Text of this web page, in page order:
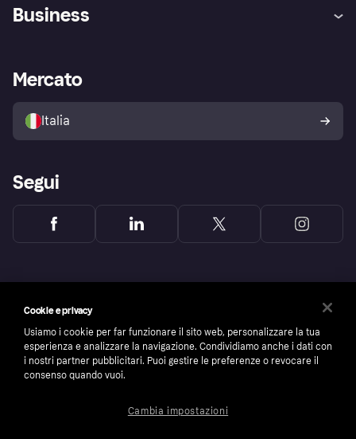
Esplora i negozi
Politica di protezione
dell'acquirente Klarna
Business
Accesso aziende
Mercato
Italia
Segui
Cookie e privacy
Usiamo i cookie per far funzionare il sito web, personalizzare la tua
esperienza e analizzare la navigazione. Condividiamo anche i dati con
i nostri partner pubblicitari. Puoi gestire le preferenze o revocare il
consenso quando vuoi.
Cambia impostazioni